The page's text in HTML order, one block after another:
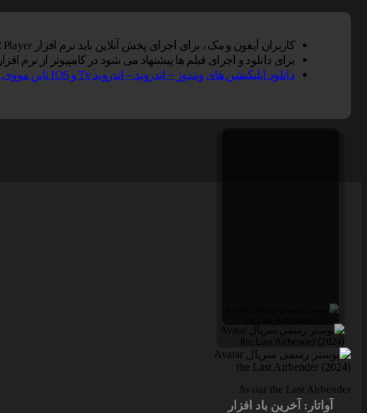
کاربران آیفون و مک ، برای اجرای پخش آنلاین باید نرم افزار VLC Player را بر روی دستگاه خود نصب کنند, سپس گزینه پخش آنلاین را در مرورگر سافاری انتخاب نمایید.
برای دانلود و اجرای فیلم ها پیشنهاد می شود در کامپیوتر از نرم افزار Vlc و در تلفن همراه از Vlc یا Mxplayer و یا KmPlayer استفاده کنید.
دانلود اپلیکیشن های ویندوز – اندروید – اندروید Tv و IOS ناین مووی.
Avatar the Last Airbender
آواتار: آخرین باد افزار